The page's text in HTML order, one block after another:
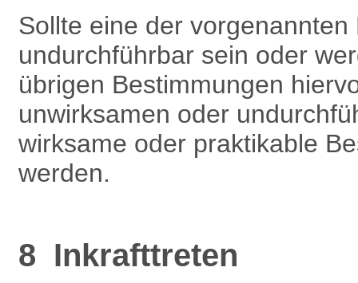
Sollte eine der
undurchführbar sein oder
übrigen Bestimmungen
unwirksamen oder
wirksame oder praktikable
werden.
8 Inkrafttreten